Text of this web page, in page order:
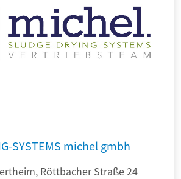
SYSTEMS michel gmbh
Röttbacher Straße 24